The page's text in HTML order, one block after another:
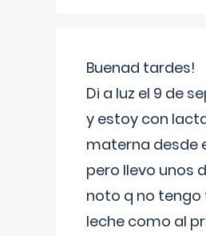
Buenad tardes!
Di a luz el 9 de
y estoy con
materna desde
pero llevo unos
noto q no
leche como al